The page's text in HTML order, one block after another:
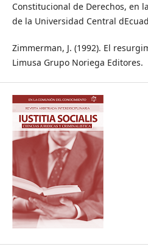
Constitucional de Derechos, en
de la Universidad Central
Zimmerman, J. (1992). El
Limusa Grupo Noriega Editores.